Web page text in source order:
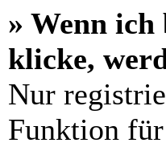
» Wenn
klicke,
Nur
Funktion